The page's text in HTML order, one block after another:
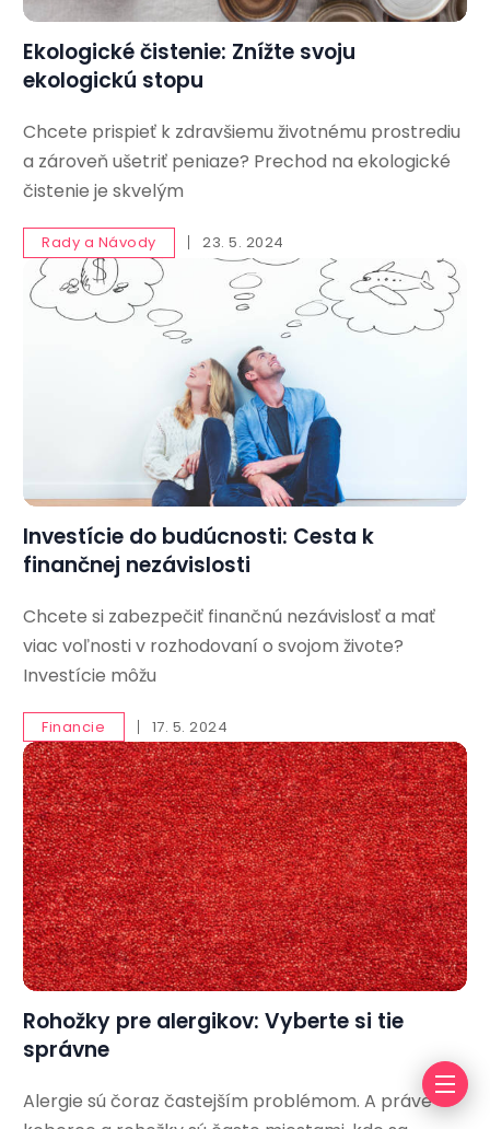
Ekologické čistenie: Znížte svoju
ekologickú stopu
Chcete prispieť k zdravšiemu životnému prostrediu
a zároveň ušetriť peniaze? Prechod na ekologické
čistenie je skvelým
Rady a Návody 23. 5. 2024
Investície do budúcnosti: Cesta k
finančnej nezávislosti
Chcete si zabezpečiť finančnú nezávislosť a mať
viac voľnosti v rozhodovaní o svojom živote?
Investície môžu
Financie 17. 5. 2024
Rohožky pre alergikov: Vyberte si tie
správne
Alergie sú čoraz častejším problémom. A práve